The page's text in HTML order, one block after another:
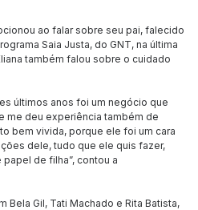
ao falar sobre seu pai, falecido
Saia Justa, do GNT, na última
também falou sobre o cuidado
últimos anos foi um negócio que
me deu experiência também de
bem vivida, porque ele foi um cara
dele, tudo que ele quis fazer,
de filha”, contou a
Bela Gil, Tati Machado e Rita Batista,